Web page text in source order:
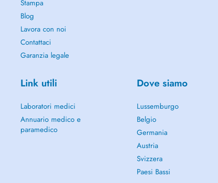
Stampa
Blog
Lavora con noi
Contattaci
Garanzia legale
Link utili
Laboratori medici
Annuario medico e
paramedico
Dove siamo
Lussemburgo
Belgio
Germania
Austria
Svizzera
Paesi Bassi